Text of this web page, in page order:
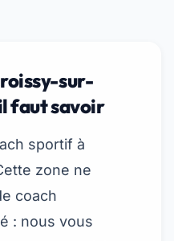
sur-
faut savoir
sportif à
zone ne
coach
: nous vous